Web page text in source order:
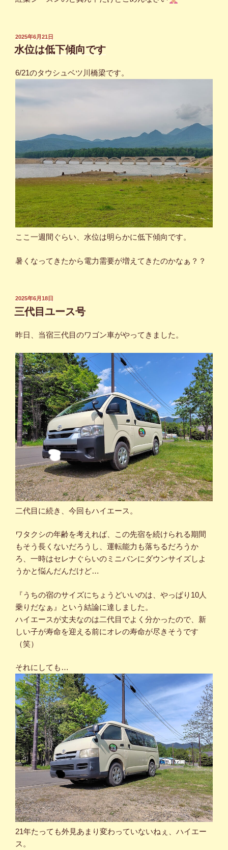
投
稿
日:
2025年6月21日
水位は低下傾向です
6/21のタウシュベツ川橋梁です。
ここ一週間ぐらい、水位は明らかに低下傾向です。
暑くなってきたから電力需要が増えてきたのかなぁ？？
投
稿
日:
2025年6月18日
三代目ユース号
昨日、当宿三代目のワゴン車がやってきました。
二代目に続き、今回もハイエース。
ワタクシの年齢を考えれば、この先宿を続けられる期間
もそう長くないだろうし、運転能力も落ちるだろうか
ろ、一時はセレナぐらいのミニバンにダウンサイズしよ
うかと悩んだんだけど…
『うちの宿のサイズにちょうどいいのは、やっぱり10人
乗りだなぁ』という結論に達しました。
ハイエースが丈夫なのは二代目でよく分かったので、新
しい子が寿命を迎える前にオレの寿命が尽きそうです
（笑）
それにしても…
21年たっても外見あまり変わっていないねぇ、ハイエー
ス。